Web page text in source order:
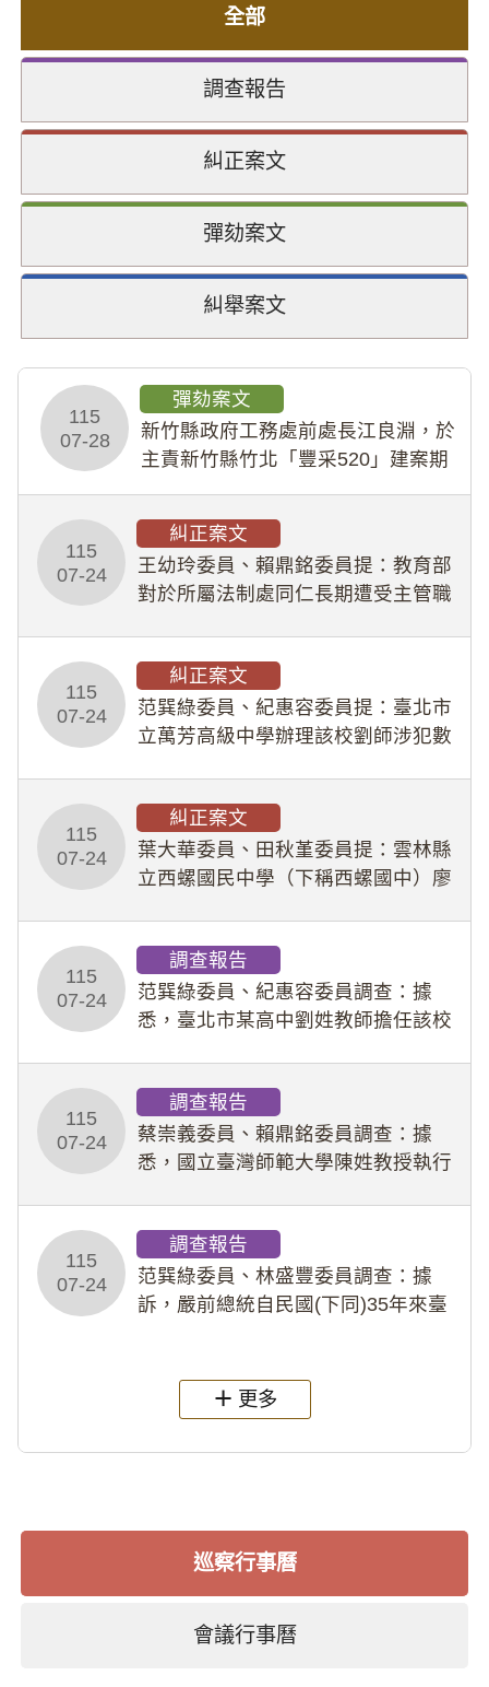
全部
調查報告
糾正案文
彈劾案文
糾舉案文
115
07-28
彈劾案文
新竹縣政府工務處前處長江良淵，於
主責新竹縣竹北「豐采520」建案期
幣1,483萬餘元，並長期收受建商餽
贈；復罔顧公共安全，圖利默許建商
於停工期間
115
07-24
糾正案文
王幼玲委員、賴鼎銘委員提：教育部
對於所屬法制處同仁長期遭受主管職
人員保障法」及「職業安全衛生法」
所定維護公務人員
115
07-24
糾正案文
范巽綠委員、紀惠容委員提：臺北市
立萬芳高級中學辦理該校劉師涉犯數
業把關與糾錯功能，不僅首份調查報
告漏未審酌師生不
115
07-24
糾正案文
葉大華委員、田秋堇委員提：雲林縣
立西螺國民中學（下稱西螺國中）廖
教羽球隊學生等行為，歷經該校校園
事件處理會議（下
115
07-24
調查報告
范巽綠委員、紀惠容委員調查：據
悉，臺北市某高中劉姓教師擔任該校
行拍攝特定樣態性影像並以手機傳送
劉師。該生因畏懼成
115
07-24
調查報告
蔡崇義委員、賴鼎銘委員調查：據
悉，國立臺灣師範大學陳姓教授執行
術倫理等情案調查報告。(115教調
31)
115
07-24
調查報告
范巽綠委員、林盛豐委員調查：據
訴，嚴前總統自民國(下同)35年來臺
過世後，總統府於89年間函請其家屬
繼續留住
更多
巡察行事曆
會議行事曆